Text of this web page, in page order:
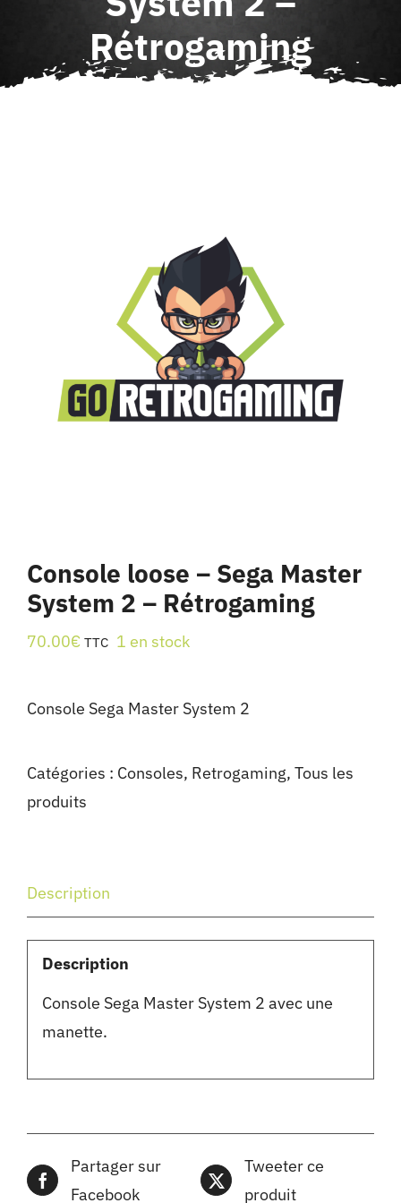
Contact
Rétrogaming
Console loose – Sega Master
System 2 – Rétrogaming
70.00€ TTC 1 en stock
Console Sega Master System 2
Catégories : Consoles, Retrogaming, Tous les
produits
Description
Description
Console Sega Master System 2 avec une
manette.
Partager sur
Facebook
Tweeter ce
produit